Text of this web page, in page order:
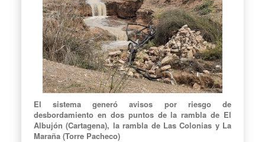
El sistema generó avisos por riesgo de
desbordamiento en dos puntos de la rambla de El
Albujón (Cartagena), la rambla de Las Colonias y La
Maraña (Torre Pacheco)